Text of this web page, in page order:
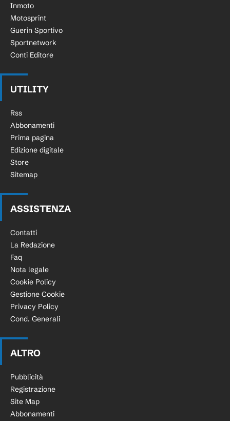
Inmoto
Motosprint
Guerin Sportivo
Sportnetwork
Conti Editore
UTILITY
Rss
Abbonamenti
Prima pagina
Edizione digitale
Store
Sitemap
ASSISTENZA
Contatti
La Redazione
Faq
Nota legale
Cookie Policy
Gestione Cookie
Privacy Policy
Cond. Generali
ALTRO
Pubblicità
Registrazione
Site Map
Abbonamenti